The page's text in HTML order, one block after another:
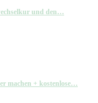
und den…
machen + kostenlose…